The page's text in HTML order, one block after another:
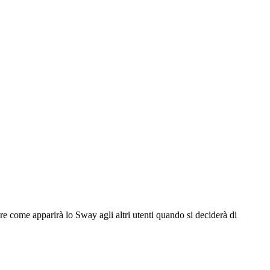
come apparirà lo Sway agli altri utenti quando si deciderà di